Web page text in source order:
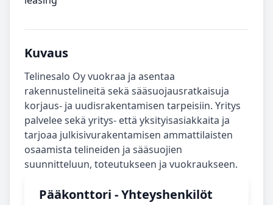
Kuvaus
Telinesalo Oy vuokraa ja asentaa
rakennustelineitä sekä sääsuojausratkaisuja
korjaus- ja uudisrakentamisen tarpeisiin. Yritys
palvelee sekä yritys- että yksityisasiakkaita ja
tarjoaa julkisivurakentamisen ammattilaisten
osaamista telineiden ja sääsuojien
suunnitteluun, toteutukseen ja vuokraukseen.
Pääkonttori - Yhteyshenkilöt